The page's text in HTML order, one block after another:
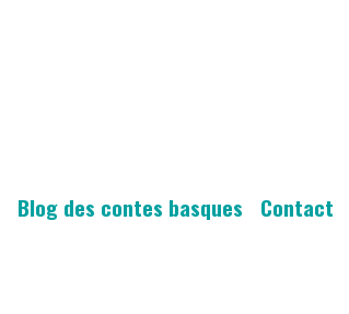
Blog des contes basques Contact